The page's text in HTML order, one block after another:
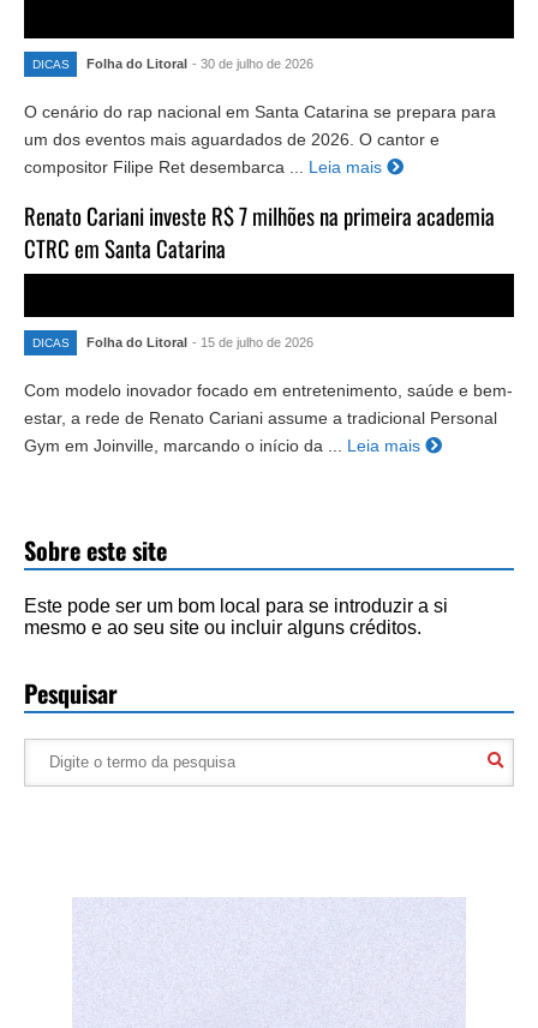
DICAS Folha do Litoral - 30 de julho de 2026
O cenário do rap nacional em Santa Catarina se prepara para
um dos eventos mais aguardados de 2026. O cantor e
compositor Filipe Ret desembarca ...
Leia mais
Renato Cariani investe R$ 7 milhões na primeira academia
CTRC em Santa Catarina
DICAS Folha do Litoral - 15 de julho de 2026
Com modelo inovador focado em entretenimento, saúde e bem-
estar, a rede de Renato Cariani assume a tradicional Personal
Gym em Joinville, marcando o início da ...
Leia mais
Sobre este site
Este pode ser um bom local para se introduzir a si
mesmo e ao seu site ou incluir alguns créditos.
Pesquisar